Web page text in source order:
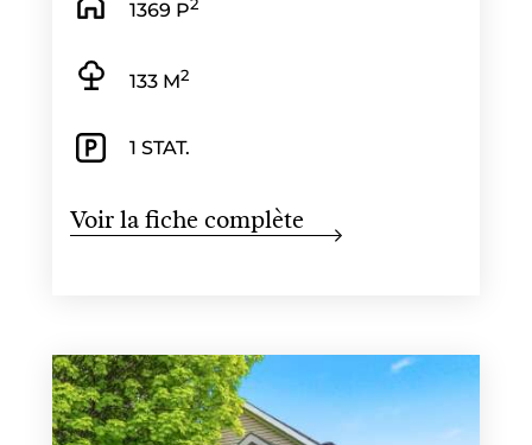
1369 P
133 M2
1 STAT.
Voir la fiche complète